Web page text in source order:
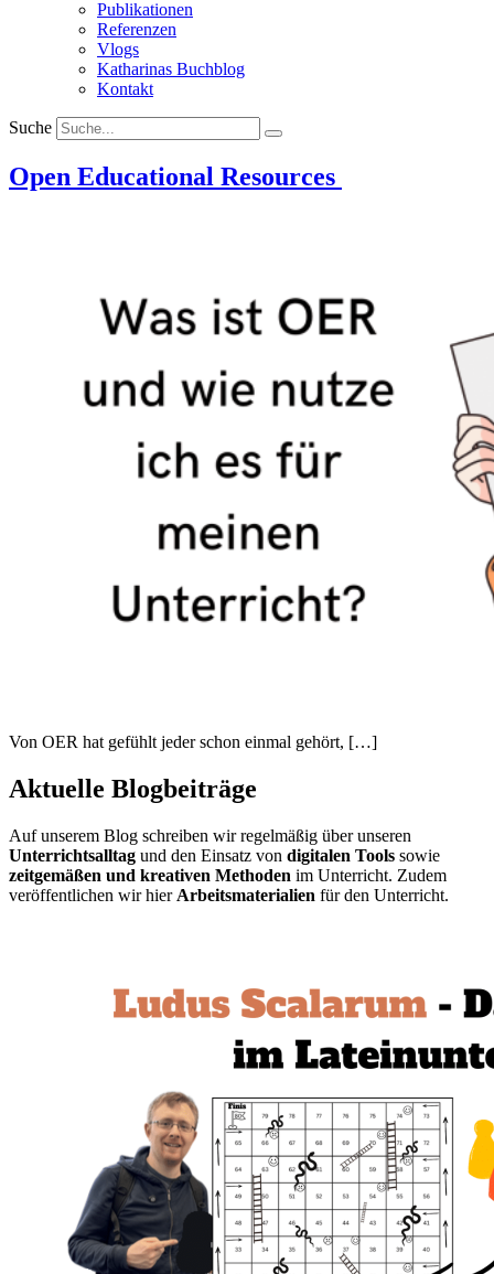
Publikationen
Referenzen
Vlogs
Katharinas Buchblog
Kontakt
Suche
Open Educational Resources
Von OER hat gefühlt jeder schon einmal gehört, […]
Aktuelle Blogbeiträge
Auf unserem Blog schreiben wir regelmäßig über unseren
Unterrichtsalltag und den Einsatz von digitalen Tools sowie
zeitgemäßen und kreativen Methoden im Unterricht. Zudem
veröffentlichen wir hier Arbeitsmaterialien für den Unterricht.